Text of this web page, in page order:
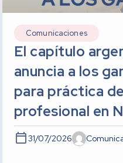
Comunicaciones
El capítulo
anuncia a los
para práctica
profesional en
31/07/2026